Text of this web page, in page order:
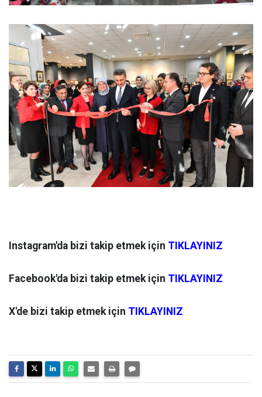
Instagram'da bizi takip etmek için TIKLAYINIZ
Facebook'da bizi takip etmek için TIKLAYINIZ
X'de bizi takip etmek için TIKLAYINIZ